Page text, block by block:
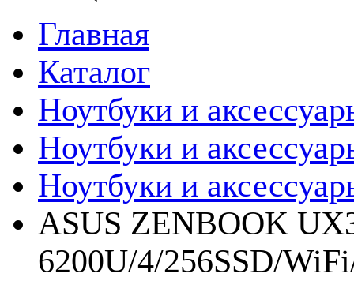
Главная
Каталог
Ноутбуки и
Ноутбуки и
Ноутбуки и
ASUS ZENBOOK
6200U/4/256SSD/